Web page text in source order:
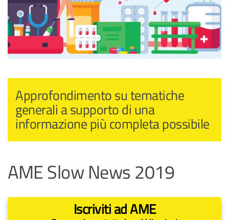
Approfondimento su tematiche
generali a supporto di una
informazione più completa possibile
AME Slow News 2019
Iscriviti ad AME